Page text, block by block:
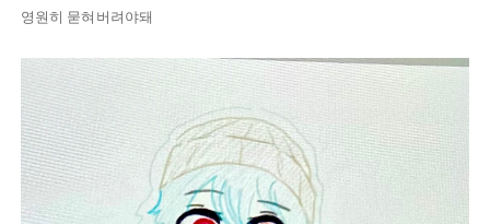
영원히 묻혀버려야돼